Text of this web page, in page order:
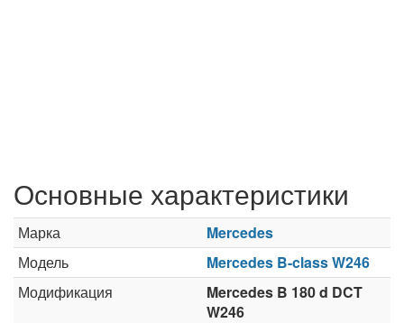
Основные характеристики
Марка
Mercedes
Модель
Mercedes B-class W246
Модификация
Mercedes B 180 d DCT
W246